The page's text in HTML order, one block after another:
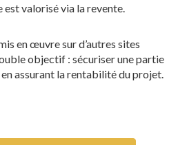
est valorisé via la revente.
en œuvre sur d’autres sites
objectif : sécuriser une partie
assurant la rentabilité du projet.